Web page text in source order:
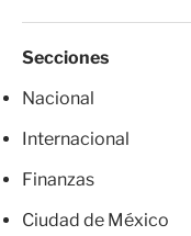
Secciones
Nacional
Internacional
Finanzas
Ciudad de México